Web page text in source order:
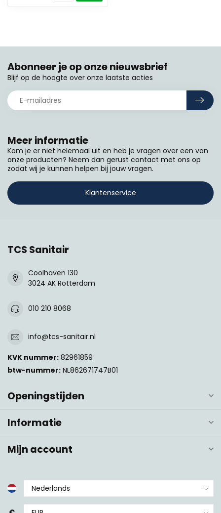
Meer informatie
Kom je er niet helemaal uit en heb je vragen over een van
onze producten? Neem dan gerust contact met ons op
zodat wij je kunnen helpen bij jouw vragen.
Klantenservice
Abonneer je op onze nieuwsbrief
Blijf op de hoogte over onze laatste acties
TCS Sanitair
Coolhaven 130
3024 AK Rotterdam
010 210 8068
info@tcs-sanitair.nl
KVK nummer: 82961859
btw-nummer: NL862671747B01
Openingstijden
Informatie
Mijn account